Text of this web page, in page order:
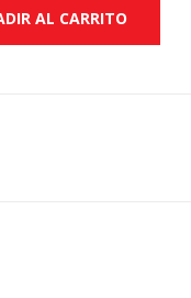
AL CARRITO